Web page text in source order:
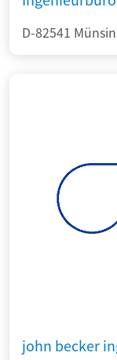
D-82541
john becker